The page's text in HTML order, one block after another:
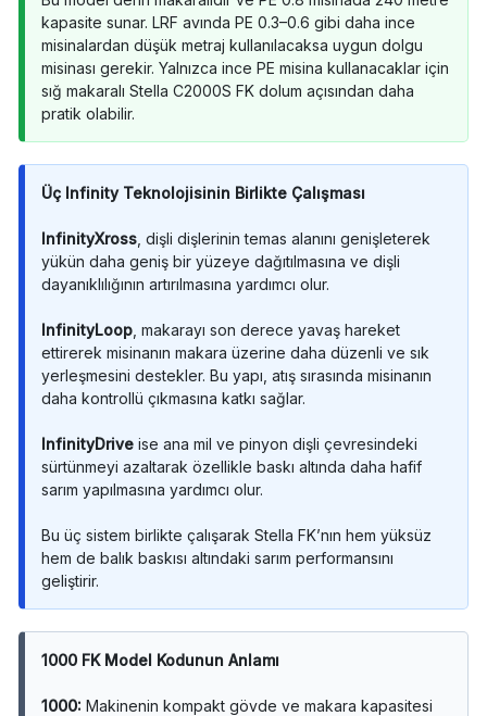
kapasite sunar. LRF avında PE 0.3–0.6 gibi daha ince
misinalardan düşük metraj kullanılacaksa uygun dolgu
misinası gerekir. Yalnızca ince PE misina kullanacaklar için
sığ makaralı Stella C2000S FK dolum açısından daha
pratik olabilir.
Üç Infinity Teknolojisinin Birlikte Çalışması
InfinityXross, dişli dişlerinin temas alanını genişleterek
yükün daha geniş bir yüzeye dağıtılmasına ve dişli
dayanıklılığının artırılmasına yardımcı olur.
InfinityLoop, makarayı son derece yavaş hareket
ettirerek misinanın makara üzerine daha düzenli ve sık
yerleşmesini destekler. Bu yapı, atış sırasında misinanın
daha kontrollü çıkmasına katkı sağlar.
InfinityDriveise ana mil ve pinyon dişli çevresindeki
sürtünmeyi azaltarak özellikle baskı altında daha hafif
sarım yapılmasına yardımcı olur.
Bu üç sistem birlikte çalışarak Stella FK’nın hem yüksüz
hem de balık baskısı altındaki sarım performansını
geliştirir.
1000 FK Model Kodunun Anlamı
1000: Makinenin kompakt gövde ve makara kapasitesi